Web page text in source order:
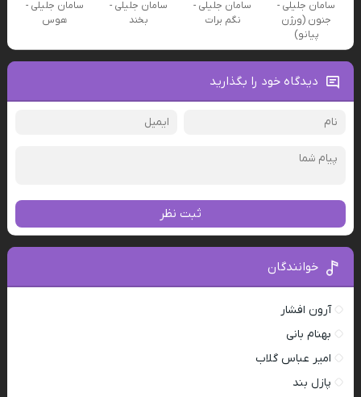
سامان جلیلی -
جنون (ورژن
پیانو)
سامان جلیلی -
نگم برات
سامان جلیلی -
بخند
سامان جلیلی -
هوس
دیدگاه خود را بگذارید
ثبت نظر
خوانندگان
آرون افشار
بهنام بانی
امیر عباس گلاب
پازل بند